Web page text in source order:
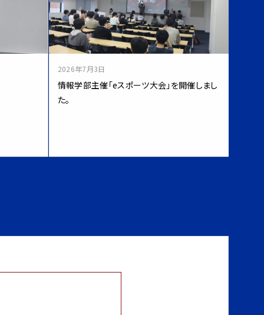
2026年7月3日
情報学部主催「eスポーツ大会」を開催しまし
た。